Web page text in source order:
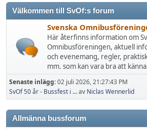
Välkommen till SvOf:s forum
Svenska
Här återfinns information om
Omnibusföreningen, aktuell
och evenemang, regler,
mm. som kan vara bra att
Senaste inlägg:02 juli 2026, 21:27:43 PM
SvOf 50 år - Bussfest i ...av Niclas Wennerlid
Allmänna bussforum